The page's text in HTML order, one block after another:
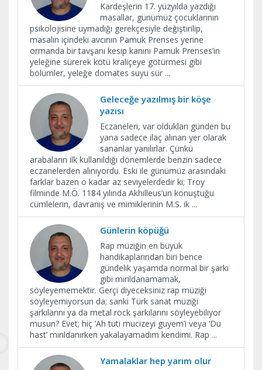
Kardeşlerin 17. yüzyılda yazdığı
masallar, günümüz çocuklarının
psikolojisine uymadığı gerekçesiyle değiştirilip,
masalın içindeki avcının Pamuk Prenses yerine
ormanda bir tavşanı kesip kanını Pamuk Prenses’in
yeleğine sürerek kötü kraliçeye götürmesi gibi
bölümler, yeleğe domates suyu sür ...
Geleceğe yazılmış bir köşe
yazısı
Eczaneleri, var oldukları günden bu
yana sadece ilaç alınan yer olarak
sananlar yanılırlar. Çünkü
arabaların ilk kullanıldığı dönemlerde benzin sadece
eczanelerden alınıyordu. Eski ile günümüz arasındaki
farklar bazen o kadar az seviyelerdedir ki; Troy
filminde M.Ö. 1184 yılında Akhilleus’un konuştuğu
cümlelerin, davranış ve mimiklerinin M.S. ik ...
Günlerin köpüğü
Rap müziğin en büyük
handikaplarından biri bence
gündelik yaşamda normal bir şarkı
gibi mırıldanamamak,
söyleyememektir. Gerçi diyeceksiniz rap müziği
söyleyemiyorsun da; sanki Türk sanat müziği
şarkılarını ya da metal rock şarkılarını söyleyebiliyor
musun? Evet; hiç ‘Ah tuti mucizeyi guyem’i veya ‘Du
hast’ mırıldanırken yakalayamadım kendimi. Rap ...
Yamalaklar hep yarım olur